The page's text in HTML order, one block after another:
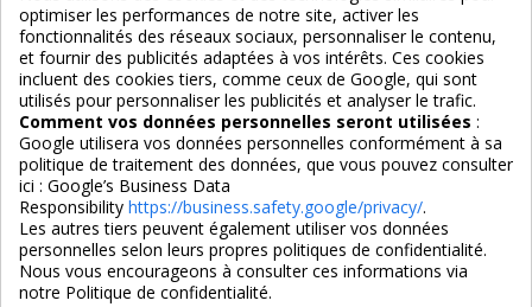
Services
Nous suivre
4,7/5
optimiser les performances de notre site, activer les
fonctionnalités des réseaux sociaux, personnaliser le contenu,
et fournir des publicités adaptées à vos intérêts. Ces cookies
incluent des cookies tiers, comme ceux de Google, qui sont
utilisés pour personnaliser les publicités et analyser le trafic.
Comment vos données personnelles seront utilisées :
Google utilisera vos données personnelles conformément à sa
politique de traitement des données, que vous pouvez consulter
ici : Google’s Business Data
Responsibility https://business.safety.google/privacy/.
Les autres tiers peuvent également utiliser vos données
personnelles selon leurs propres politiques de confidentialité.
Nous vous encourageons à consulter ces informations via
notre Politique de confidentialité.